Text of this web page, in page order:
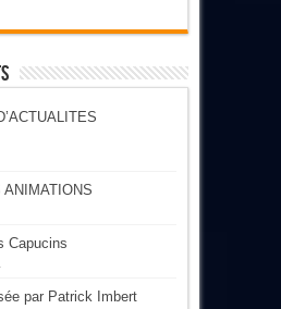
ANIMATIONS
Capucins
par Patrick Imbert